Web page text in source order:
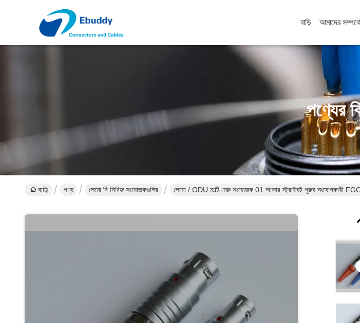
বাড়ি আমাদের
পণ্যের
বাড়ি পণ্য লেমো বি সিরিজ সংযোজকগুলির লেমো / ODU মাল্টি মেরু সংযোজক 01 আকার স্ট্রাইঘট পুরুষ